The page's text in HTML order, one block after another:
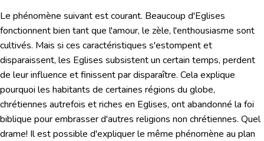
Le phénomène suivant est courant. Beaucoup d'Eglises
fonctionnent bien tant que l'amour, le zèle, l'enthousiasme sont
cultivés. Mais si ces caractéristiques s'estompent et
disparaissent, les Eglises subsistent un certain temps, perdent
de leur influence et finissent par disparaître. Cela explique
pourquoi les habitants de certaines régions du globe,
chrétiennes autrefois et riches en Eglises, ont abandonné la foi
biblique pour embrasser d'autres religions non chrétiennes. Quel
drame! Il est possible d'expliquer le même phénomène au plan